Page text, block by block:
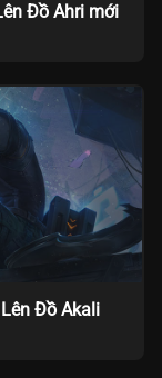
Đồ Ahri mới
Đồ Akali